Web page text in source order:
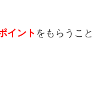
イント をもらうこと